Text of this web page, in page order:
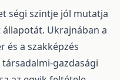
ségi szintje jól mutatja
Ukrajnában a
és a szakképzés
gazdasági